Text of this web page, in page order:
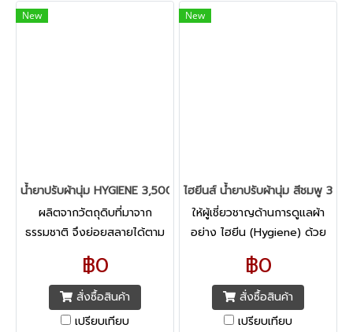
New
น้ำยาปรับผ้านุ่ม HYGIENE 3,500ml WHITE SOFT(สอบถามราคา)
ผลิตจากวัตถุดิบที่มาจาก
ธรรมชาติ จึงย่อยสลายได้ตาม
ธรรมชาติ ช่วยรักษาสิ่งแวดล้อม
สูตรล็อคสีสันสดใส Keep
Colors Bright เทคโนโลยีเฉ
พาะไฮยีนเท่านั้น
฿0
สั่งซื้อสินค้า
เปรียบเทียบ
New
ไฮยีนส์ น้ำยาปรับผ้านุ่ม สีชมพู
ให้ผู้เชี่ยวชาญด้านการดูแลผ้า
อย่าง ไฮยีน (Hygiene) ด้วย
ประสบการณ์กว่า 30 ปี ช่วย
ดูแลเสื้อผ้าของคุณ น้ำยาปรับผ้า
นุ่ม สูตรล็อคสีสันสดใส
฿0
สั่งซื้อสินค้า
เปรียบเทียบ